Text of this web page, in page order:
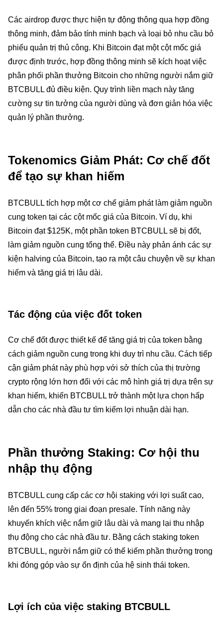
Các airdrop được thực hiện tự động thông qua hợp đồng
thông minh, đảm bảo tính minh bạch và loại bỏ nhu cầu bỏ
phiếu quản trị thủ công. Khi Bitcoin đạt một cột mốc giá
được định trước, hợp đồng thông minh sẽ kích hoạt việc
phân phối phần thưởng Bitcoin cho những người nắm giữ
BTCBULL đủ điều kiện. Quy trình liền mạch này tăng
cường sự tin tưởng của người dùng và đơn giản hóa việc
quản lý phần thưởng.
Tokenomics Giảm Phát: Cơ chế đốt
để tạo sự khan hiếm
BTCBULL tích hợp một cơ chế giảm phát làm giảm nguồn
cung token tại các cột mốc giá của Bitcoin. Ví dụ, khi
Bitcoin đạt $125K, một phần token BTCBULL sẽ bị đốt,
làm giảm nguồn cung tổng thể. Điều này phản ánh các sự
kiện halving của Bitcoin, tạo ra một câu chuyện về sự khan
hiếm và tăng giá trị lâu dài.
Tác động của việc đốt token
Cơ chế đốt được thiết kế để tăng giá trị của token bằng
cách giảm nguồn cung trong khi duy trì nhu cầu. Cách tiếp
cận giảm phát này phù hợp với sở thích của thị trường
crypto rộng lớn hơn đối với các mô hình giá trị dựa trên sự
khan hiếm, khiến BTCBULL trở thành một lựa chọn hấp
dẫn cho các nhà đầu tư tìm kiếm lợi nhuận dài hạn.
Phần thưởng Staking: Cơ hội thu
nhập thụ động
BTCBULL cung cấp các cơ hội staking với lợi suất cao,
lên đến 55% trong giai đoạn presale. Tính năng này
khuyến khích việc nắm giữ lâu dài và mang lại thu nhập
thụ động cho các nhà đầu tư. Bằng cách staking token
BTCBULL, người nắm giữ có thể kiếm phần thưởng trong
khi đóng góp vào sự ổn định của hệ sinh thái token.
Lợi ích của việc staking BTCBULL